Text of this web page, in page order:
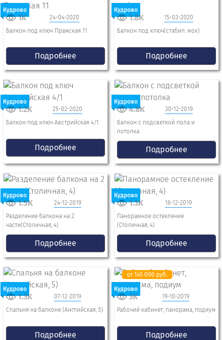
Кудрово
24-04-2020
1K
Балкон под ключ Пражская 11
Подробнее
Кудрово
15-03-2020
1.8K
Балкон под ключ(стабил. мох)
Подробнее
Кудрово
25-02-2020
1.2K
Балкон под ключ Австрийская 4/1
Подробнее
Кудрово
30-12-2019
4.8K
Балкон с подсветкой пола и
потолка
Подробнее
Кудрово
24-12-2019
1.5K
Разделение балкона на 2
части(Столичная, 4)
Подробнее
Кудрово
16-12-2019
1.3K
Панорамное остекление
(Столичная, 4)
Подробнее
Кудрово
07-12-2019
1.3K
Спальня на балконе (Английская, 5)
Подробнее
Кудрово
от 145 000 руб.
19-10-2019
3K
Рабочий кабинет, панорама, подиум
Подробнее